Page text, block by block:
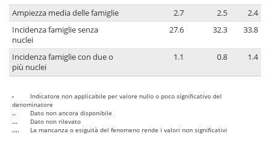
Ampiezza media delle famiglie 2.7 2.5
2.4
Incidenza famiglie senza
nuclei
27.6 32.3 33.8
Incidenza famiglie con due o
più nuclei
1.1 0.8 1.4
-
Indicatore non applicabile per valore nullo o poco significativo del
denominatore
..
Dato non ancora disponibile
...
Dato non rilevato
....
La mancanza o esiguità del fenomeno rende i valori non significativi